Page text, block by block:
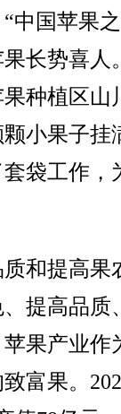
中国苹果
长势喜人
种植区山
小果子挂
袋工作，
和提高果
提高品质
果产业作
富果。